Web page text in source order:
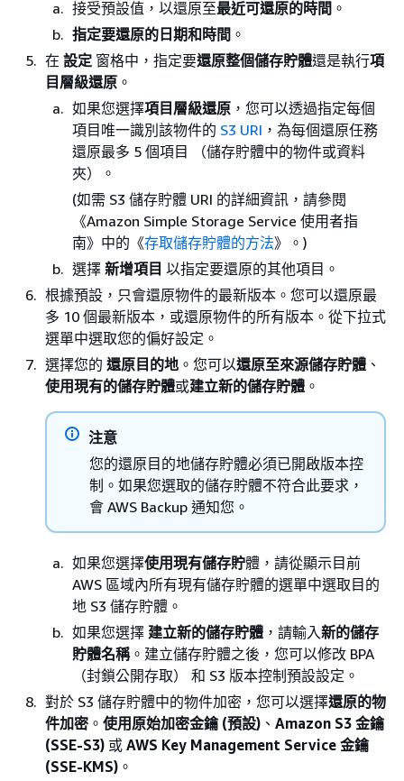
接受預設值，以還原至最近可還原的時間 。
指定要還原的日期和時間 。
在 設定 窗格中，指定要還原整個儲存貯體還是執行項
目層級還原 。
如果您選擇項目層級還原 ，您可以透過指定每個
項目唯一識別該物件的 S3 URI ，為每個還原任務
還原最多 5 個項目 （儲存貯體中的物件或資料
夾）。
(如需 S3 儲存貯體 URI 的詳細資訊，請參閱
《Amazon Simple Storage Service 使用者指
南》 中的《存取儲存貯體的方法》。)
選擇 新增項目 以指定要還原的其他項目。
根據預設，只會還原物件的最新版本。您可以還原最
多 10 個最新版本，或還原物件的所有版本。從下拉式
選單中選取您的偏好設定。
選擇您的 還原目的地 。您可以還原至來源儲存貯體 、
使用現有的儲存貯體或建立新的儲存貯體 。
注意
您的還原目的地儲存貯體必須已開啟版本控
制。如果您選取的儲存貯體不符合此要求，
會 AWS Backup 通知您。
如果您選擇使用現有儲存貯體，請從顯示目前
AWS 區域內所有現有儲存貯體的選單中選取目的
地 S3 儲存貯體。
如果您選擇 建立新的儲存貯體 ，請輸入新的儲存
貯體名稱。建立儲存貯體之後，您可以修改 BPA
（封鎖公開存取） 和 S3 版本控制預設設定。
對於 S3 儲存貯體中的物件加密，您可以選擇還原的物
件加密 。 使用原始加密金鑰 (預設) 、 Amazon S3 金鑰
(SSE-S3) 或 AWS Key Management Service 金鑰
(SSE-KMS) 。